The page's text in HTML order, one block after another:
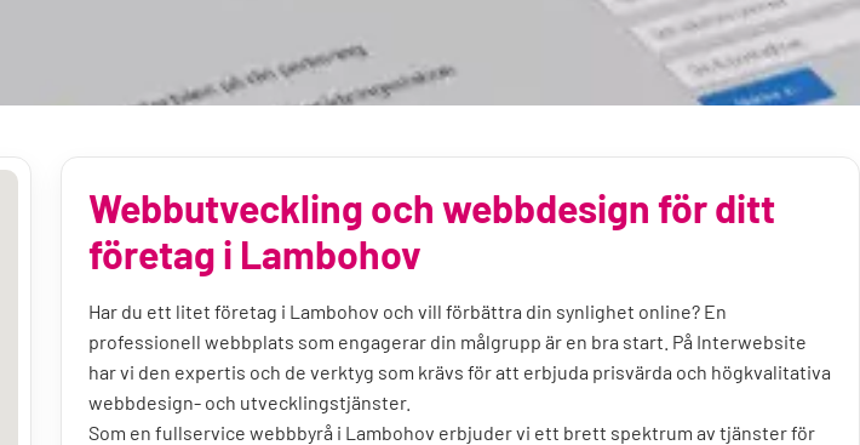
Webbutveckling och webbdesign för ditt
företag i Lambohov
Har du ett litet företag i Lambohov och vill förbättra din synlighet online? En
professionell webbplats som engagerar din målgrupp är en bra start. På Interwebsite
har vi den expertis och de verktyg som krävs för att erbjuda prisvärda och högkvalitativa
webbdesign- och utvecklingstjänster.
Som en fullservice webbbyrå i Lambohov erbjuder vi ett brett spektrum av tjänster för